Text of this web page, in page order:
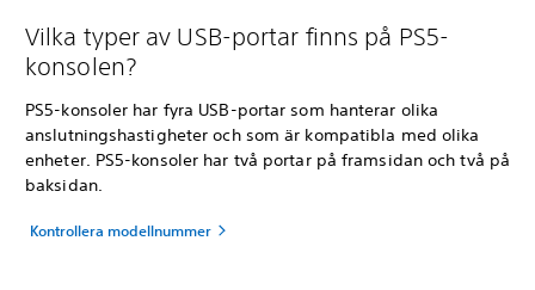
Vilka typer av USB-portar finns på PS5-
konsolen?
PS5-konsoler har fyra USB-portar som hanterar olika
anslutningshastigheter och som är kompatibla med olika
enheter. PS5-konsoler har två portar på framsidan och två på
baksidan.
Kontrollera modellnummer